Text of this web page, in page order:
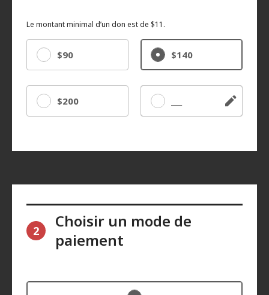
Le montant minimal d’un don est de $11.
$90 $140
$200 Autre
2
Choisir un mode de
paiement